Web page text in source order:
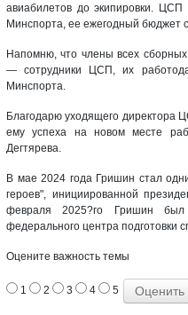
авиабилетов до экипировки.
Минспорта, ее ежегодный бюджет
Напомню, что члены всех
— сотрудники ЦСП, их
Минспорта.
Благодарю уходящего директора
ему успеха на новом месте
Дегтярева.
В мае 2024 года Гришин стал
героев", инициированной
февраля 2025?го Гришин был
федерального центра подготовки
Оцените важность темы
1 2 3 4 5